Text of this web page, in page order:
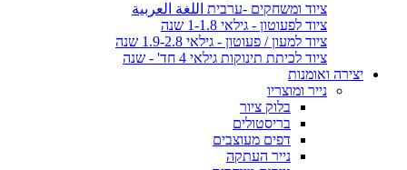
ציוד ומשחקים -ערבית اللغة العربية
ציוד לפעוטון - גילאי 1-1.8 שנה
ציוד למעון / פעוטון - גילאי 1.9-2.8 שנה
ציוד לכיתת תינוקות גילאי 4 חד' - שנה
יצירה ואומנות
נייר ומוצריו
בלוק ציור
בריסטולים
דפים מעוצבים
נייר העתקה